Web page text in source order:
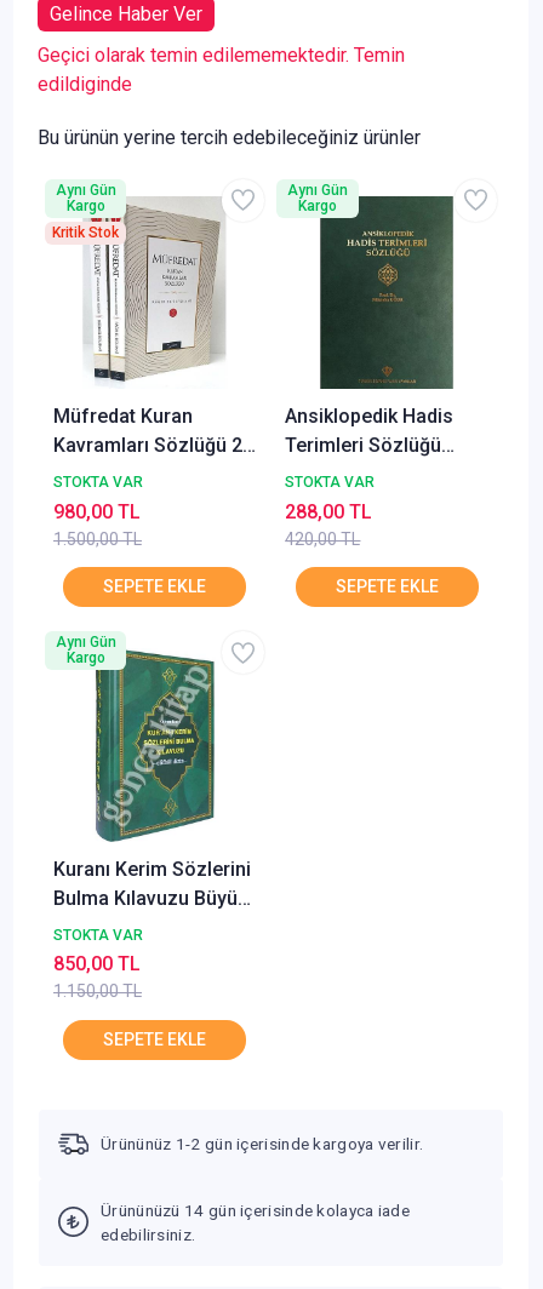
Gelince Haber Ver
Geçici olarak temin edilememektedir. Temin
edildiginde
Bu ürünün yerine tercih edebileceğiniz ürünler
Müfredat Kuran
Kavramları Sözlüğü 2
Cilt Takım Yarın Yayın
STOKTA VAR
1.500,00 TL
980,00 TL
Aynı Gün
Kargo
Kritik Stok
Ansiklopedik Hadis
Terimleri Sözlüğü
Diyanet
STOKTA VAR
420,00 TL
288,00 TL
Aynı Gün
Kargo
Kuranı Kerim Sözlerini
Bulma Kılavuzu Büyük
Boy Sadece Arapça
Çağrı
STOKTA VAR
1.150,00 TL
850,00 TL
Aynı Gün
Kargo
Ürününüz 1-2 gün içerisinde kargoya verilir.
Ürününüzü 14 gün içerisinde kolayca iade
edebilirsiniz.